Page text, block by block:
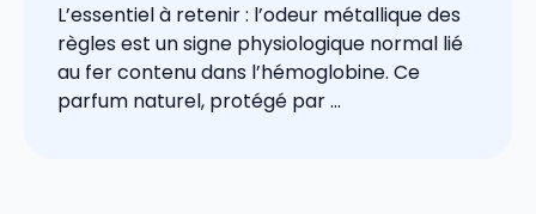
L’essentiel à retenir : l’odeur métallique des
règles est un signe physiologique normal lié
au fer contenu dans l’hémoglobine. Ce
parfum naturel, protégé par ...